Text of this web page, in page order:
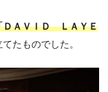
ＤＡＶＩＤ ＬＡＹＥ
たものでした。